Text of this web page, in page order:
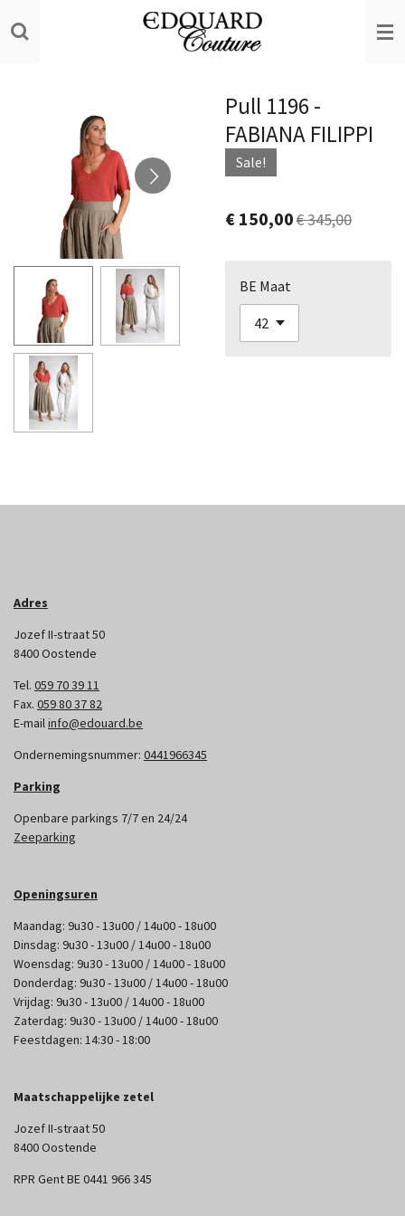
direct
Pull 1196 -
FABIANA FILIPPI
Sale!
€ 150,00€ 345,00
BE Maat
Adres
Jozef II-straat 50
8400 Oostende
Tel. 059 70 39 11
Fax. 059 80 37 82
E-mailinfo@edouard.be
Ondernemingsnummer: 0441966345
Parking
Openbare parkings 7/7 en 24/24
Zeeparking
Openingsuren
Maandag: 9u30 - 13u00 / 14u00 - 18u00
Dinsdag: 9u30 - 13u00 / 14u00 - 18u00
Woensdag: 9u30 - 13u00 / 14u00 - 18u00
Donderdag: 9u30 - 13u00 / 14u00 - 18u00
Vrijdag: 9u30 - 13u00 / 14u00 - 18u00
Zaterdag: 9u30 - 13u00 / 14u00 - 18u00
Feestdagen: 14:30 - 18:00
Maatschappelijke zetel
Jozef II-straat 50
8400 Oostende
RPR Gent BE 0441 966 345